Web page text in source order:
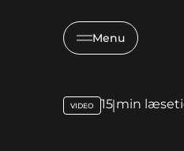
Menu
VIDEO 15 min